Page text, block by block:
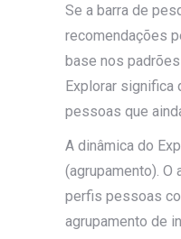
Se a barra de
recomendações
base nos
Explorar significa
pessoas que
A dinâmica do
(agrupamento).
perfis pessoas
agrupamento de